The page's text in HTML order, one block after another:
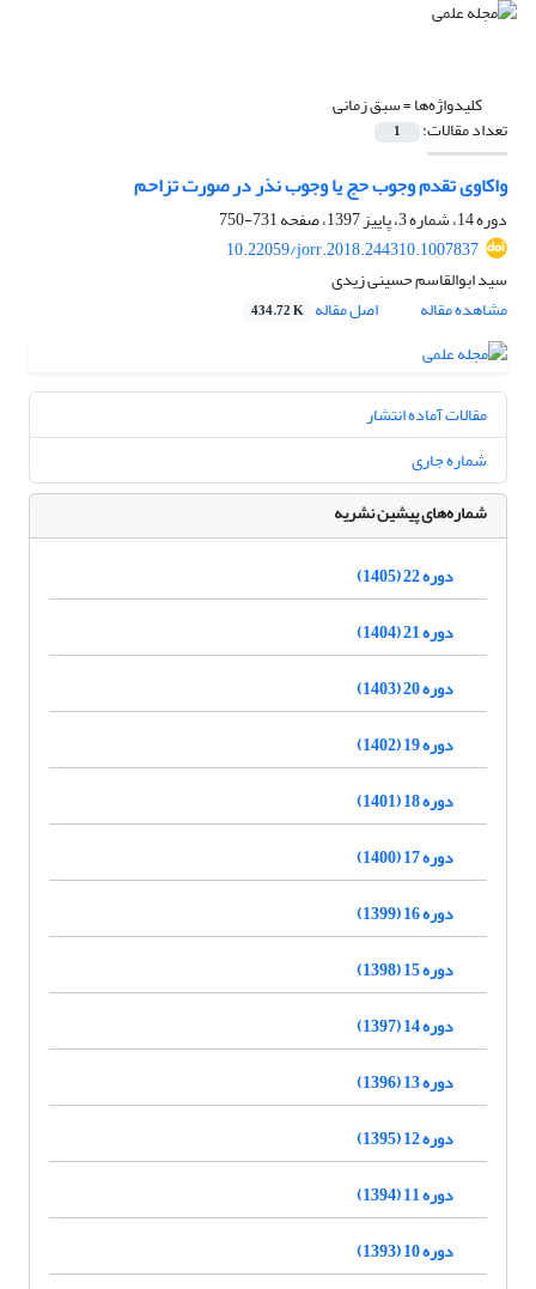
کلیدواژه‌ها =سبق زمانی
تعداد مقالات: 1
واکاوی تقدم وجوب حج یا وجوب نذر در صورت تزاحم
دوره 14، شماره 3، پاییز 1397، صفحه
731-750
10.22059/jorr.2018.244310.1007837
سید ابوالقاسم حسینی زیدی
مشاهده مقاله
اصل مقاله 434.72 K
مقالات آماده انتشار
شماره جاری
شماره‌های پیشین نشریه
دوره 22 (1405)
دوره 21 (1404)
دوره 20 (1403)
دوره 19 (1402)
دوره 18 (1401)
دوره 17 (1400)
دوره 16 (1399)
دوره 15 (1398)
دوره 14 (1397)
دوره 13 (1396)
دوره 12 (1395)
دوره 11 (1394)
دوره 10 (1393)